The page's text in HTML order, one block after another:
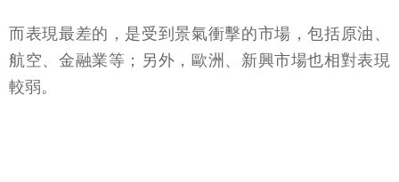
而表現最差的，是受到景氣衝擊的市場，包括原油、
航空、金融業等；另外，歐洲、新興市場也相對表現
較弱。